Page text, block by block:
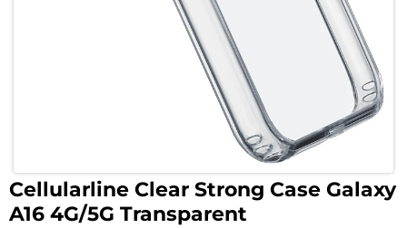
Cellularline Clear Strong Case Galaxy
A16 4G/5G Transparent